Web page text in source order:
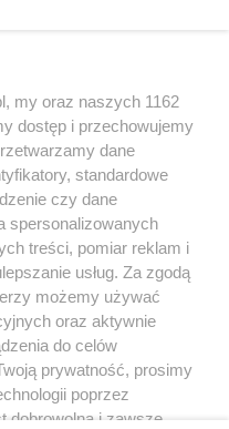
my oraz naszych 1162
dostęp i przechowujemy
dane
standardowe
czy dane
spersonalizowanych
treści, pomiar reklam i
usług. Za zgodą
możemy używać
oraz aktywnie
do celów
prywatność, prosimy
poprzez
dobrowolna i zawsze